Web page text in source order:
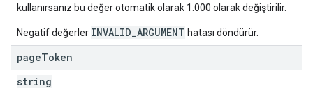
kullanırsanız bu değer otomatik olarak 1.000 olarak değiştirilir.
Negatif değerler INVALID_ARGUMENT hatası döndürür.
pageToken
string